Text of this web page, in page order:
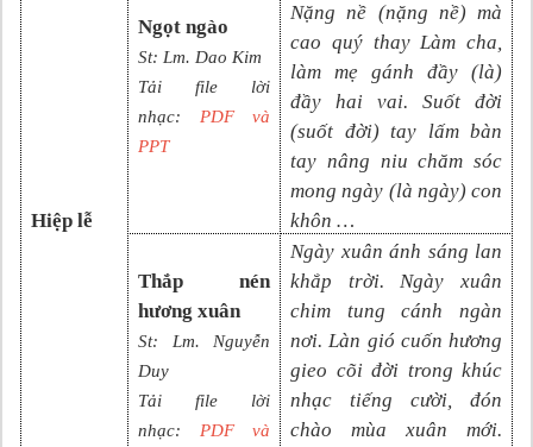
Hiệp lễ
Ngọt ngào
St: Lm. Dao Kim
Tải file lời
nhạc:
PDF và
PPT
Nặng nề (nặng nề) mà
cao quý thay Làm cha,
làm mẹ gánh đầy (là)
đầy hai vai. Suốt đời
(suốt đời) tay lấm bàn
tay nâng niu chăm sóc
mong ngày (là ngày) con
khôn …
Thắp nén
hương xuân
St: Lm. Nguyễn
Duy
Tải file lời
nhạc:
PDF và
Ngày xuân ánh sáng lan
khắp trời. Ngày xuân
chim tung cánh ngàn
nơi. Làn gió cuốn hương
gieo cõi đời trong khúc
nhạc tiếng cười, đón
chào mùa xuân mới.